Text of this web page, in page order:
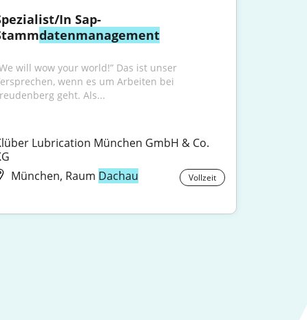
In Sap-
datenmanagement
will wow your world!” Das ist unser
wenn es um Arbeiten bei
geht. Als...
Lubrication München GmbH & Co.
München, Raum Dachau Vollzeit